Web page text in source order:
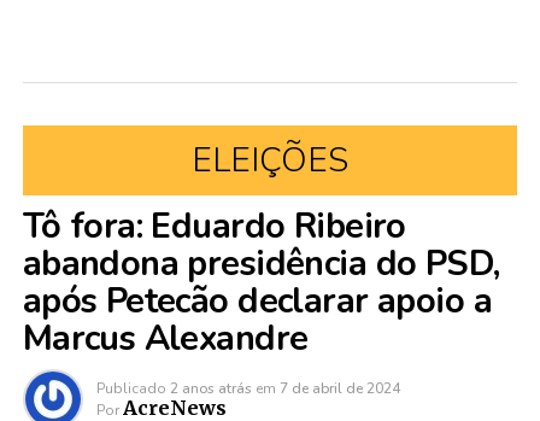
ELEIÇÕES
Tô fora: Eduardo Ribeiro
abandona presidência do PSD,
após Petecão declarar apoio a
Marcus Alexandre
Publicado 2 anos atrás em 7 de abril de 2024
Por AcreNews